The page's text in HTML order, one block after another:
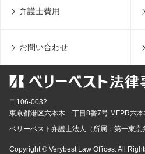
弁護士費用
お問い合わせ
〒106-0032
東京都港区六本木一丁目8番7号 MFPR六
ベリーベスト弁護士法人（所属：第一東京
Copyright © Verybest Law Offices. All